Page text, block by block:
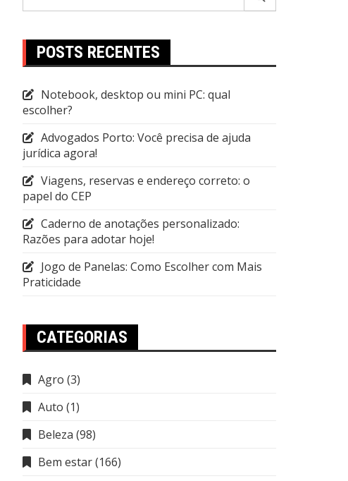
POSTS RECENTES
Notebook, desktop ou mini PC: qual
escolher?
Advogados Porto: Você precisa de ajuda
jurídica agora!
Viagens, reservas e endereço correto: o
papel do CEP
Caderno de anotações personalizado:
Razões para adotar hoje!
Jogo de Panelas: Como Escolher com Mais
Praticidade
CATEGORIAS
Agro (3)
Auto (1)
Beleza (98)
Bem estar(166)